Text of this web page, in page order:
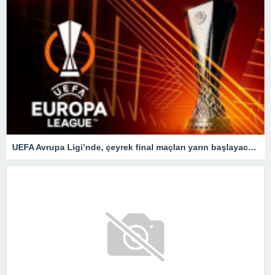
UEFA Avrupa Ligi’nde, çeyrek final maçları yarın başlayacak! Dev eşleşme…